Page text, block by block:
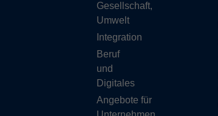
Gesellschaft,
Umwelt
Integration
Beruf
und
Digitales
Angebote für